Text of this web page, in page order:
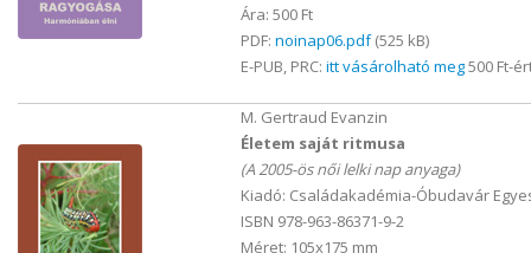
Ára: 500 Ft
PDF: noinap06.pdf(525 kB)
E-PUB, PRC: itt vásárolható meg500 Ft-
M. Gertraud Evanzin
Életem saját ritmusa
(A 2005-ös női lelki nap anyaga)
Kiadó: Családakadémia-Óbudavár
ISBN 978-963-86371-9-2
Méret: 105x175 mm